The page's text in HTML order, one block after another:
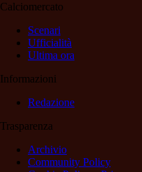
Calciomercato
Scenari
Ufficialità
Ultima ora
Informazioni
Redazione
Trasparenza
Archivio
Community Policy